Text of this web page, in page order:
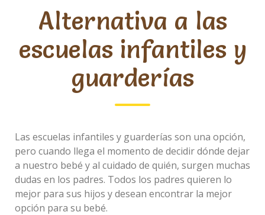
Lidya
Iglesias
Ramírez
Educadora
Marta
Alternativa a las
escuelas infantiles y
guarderías
Las escuelas infantiles y guarderías son una opción,
pero cuando llega el momento de decidir dónde dejar
a nuestro bebé y al cuidado de quién, surgen muchas
dudas en los padres. Todos los padres quieren lo
mejor para sus hijos y desean encontrar la mejor
opción para su bebé.